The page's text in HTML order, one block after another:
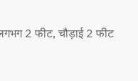
2 फीट, चौड़ाई 2 फीट